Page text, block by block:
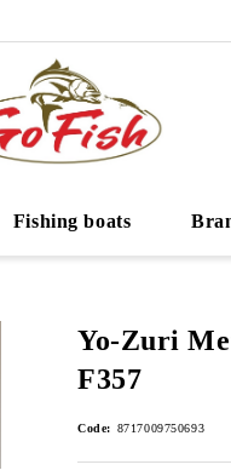
Fishing boats
Yo-Zuri
F357
Code: 8717009750693